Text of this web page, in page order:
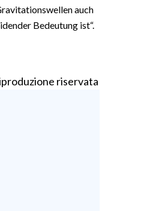
auch
Bedeutung ist“.
riservata